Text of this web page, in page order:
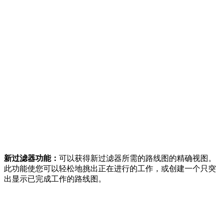
新过滤器功能： 可以获得新过滤器所需的路线图的精确视图。
此功能使您可以轻松地挑出正在进行的工作，或创建一个只突
出显示已完成工作的路线图。